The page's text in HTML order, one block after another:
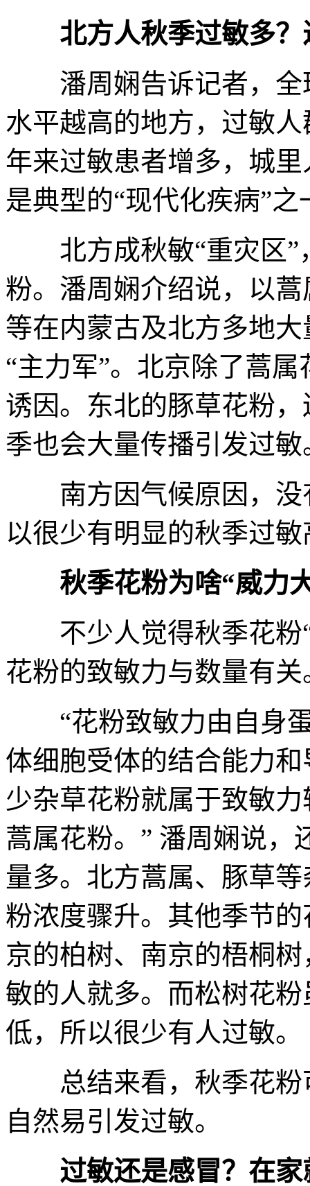
北方人秋季过敏多
潘周娴告诉记者，全
水平越高的地方，过敏
年来过敏患者增多，城
是典型的“现代化疾病”之
北方成秋敏“重灾区”
粉。潘周娴介绍说，以
等在内蒙古及北方多地
“主力军”。北京除了蒿
诱因。东北的豚草花粉
季也会大量传播引发过敏
南方因气候原因，没
以很少有明显的秋季过
秋季花粉为啥“威力
不少人觉得秋季花粉“
花粉的致敏力与数量有关
“花粉致敏力由自身蛋
体细胞受体的结合能力
少杂草花粉就属于致敏
蒿属花粉。” 潘周娴说，
量多。北方蒿属、豚草
粉浓度骤升。其他季节
京的柏树、南京的梧桐
敏的人就多。而松树花
低，所以很少有人过敏。
总结来看，秋季花粉
自然易引发过敏。
过敏还是感冒？在